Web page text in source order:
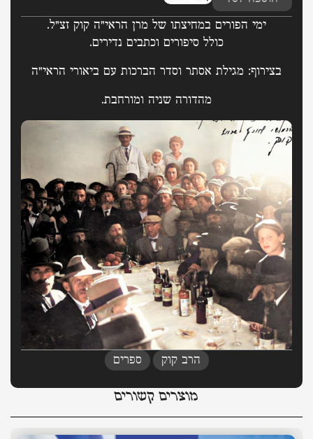
ימי הפורים במחיצתו של מרן הראי"ה קוק זצ"ל.
כולל סיפורים וכתבים נדירים.
בצירוף: מגילת אסתר וסדר הברכות עם ביאורי הראי"ה
מהדורה שניה ומורחבת.
הרב קוק , ספרים
מוצרים קשורים